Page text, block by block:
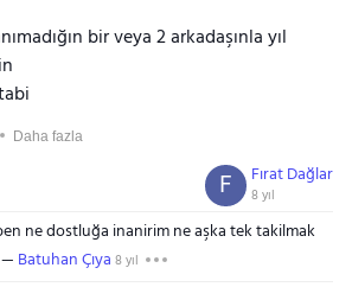
bir veya 2 arkadaşınla yıl
Daha fazla
Fırat Dağlar
8 yıl
F
ne dostluğa inanirim ne aşka tek takilmak
Batuhan Çıya 8 yıl